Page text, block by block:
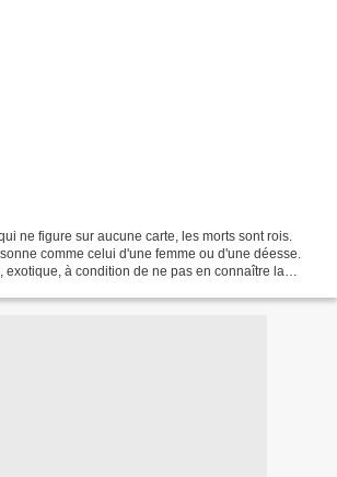
ne figure sur aucune carte, les morts sont rois.
comme celui d'une femme ou d'une déesse.
exotique, à condition de ne pas en connaître la